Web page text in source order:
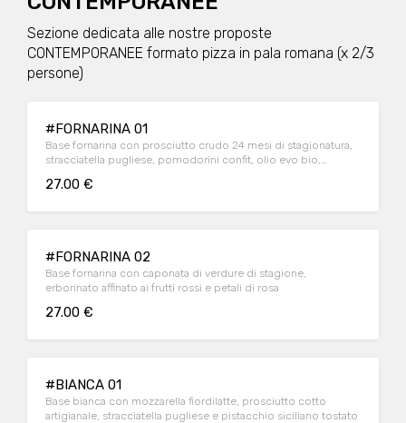
Sezione dedicata alle nostre proposte
CONTEMPORANEE formato pizza in pala romana (x 2/3
persone)
#FORNARINA 01
Base fornarina con prosciutto crudo 24 mesi di stagionatura,
stracciatella pugliese, pomodorini confit, olio evo bio,
27.00 €
#FORNARINA 02
Base fornarina con caponata di verdure di stagione,
erborinato affinato ai frutti rossi e petali di rosa
27.00 €
#BIANCA 01
Base bianca con mozzarella fiordilatte, prosciutto cotto
artigianale, stracciatella pugliese e pistacchio siciliano tostato